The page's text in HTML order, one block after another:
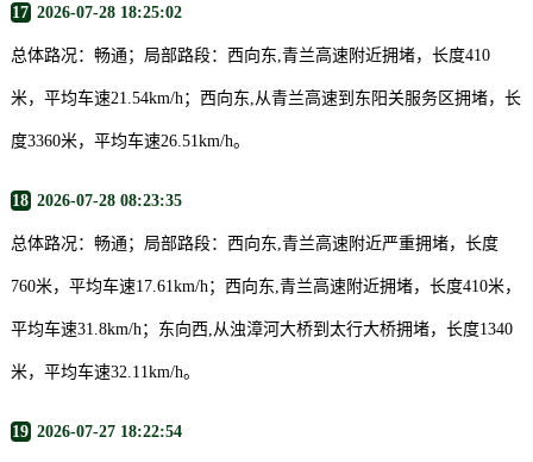
17 2026-07-28 18:25:02
总体路况：畅通；局部路段：西向东,青兰高速附近拥堵，长度410
米，平均车速21.54km/h；西向东,从青兰高速到东阳关服务区拥堵，长
度3360米，平均车速26.51km/h。
18 2026-07-28 08:23:35
总体路况：畅通；局部路段：西向东,青兰高速附近严重拥堵，长度
760米，平均车速17.61km/h；西向东,青兰高速附近拥堵，长度410米，
平均车速31.8km/h；东向西,从浊漳河大桥到太行大桥拥堵，长度1340
米，平均车速32.11km/h。
19 2026-07-27 18:22:54